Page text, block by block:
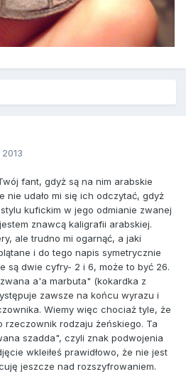
fant, gdyż są na nim arabskie
nie udało mi się ich odczytać, gdyż
kufickim w jego odmianie zwanej
znawcą kaligrafii arabskiej.
ale trudno mi ogarnąć, a jaki
i do tego napis symetrycznie
są dwie cyfry- 2 i 6, może to być 26.
a'a marbuta" (kokardka z
zawsze na końcu wyrazu i
Wiemy więc chociaż tyle, że
rzeczownik rodzaju żeńskiego. Ta
szadda", czyli znak podwojenia
wkleiłeś prawidłowo, że nie jest
jeszcze nad rozszyfrowaniem.